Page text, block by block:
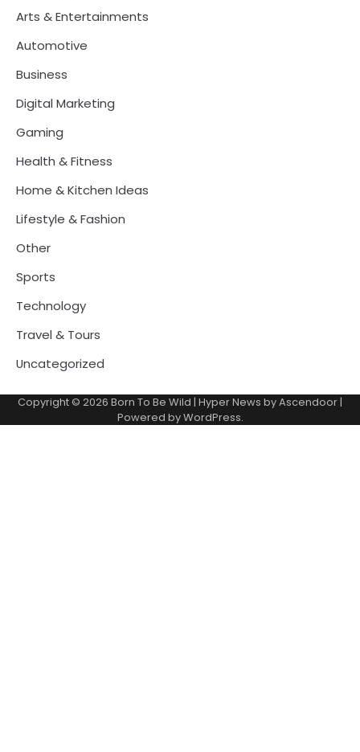
Arts & Entertainments
Automotive
Business
Digital Marketing
Gaming
Health & Fitness
Home & Kitchen Ideas
Lifestyle & Fashion
Other
Sports
Technology
Travel & Tours
Uncategorized
Copyright © 2026 Born To Be Wild | Hyper News byAscendoor|
Powered byWordPress.